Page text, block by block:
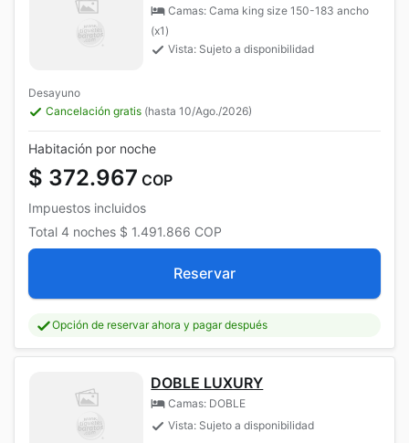
Camas: Cama king size 150-183 ancho
(x1)
Vista: Sujeto a disponibilidad
Desayuno
Cancelación gratis (hasta 10/Ago./2026)
Habitación por noche
$ 372.967 COP
Impuestos incluidos
Total 4 noches $ 1.491.866 COP
Reservar
Opción de reservar ahora y pagar después
DOBLE LUXURY
Camas: DOBLE
Vista: Sujeto a disponibilidad